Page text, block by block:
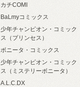
カチCOMI
BaLmyコミックス
少年チャンピオン・コミック
ス（プリンセス）
ボニータ・コミックス
少年チャンピオン・コミック
ス（ミステリーボニータ）
A.L.C.DX